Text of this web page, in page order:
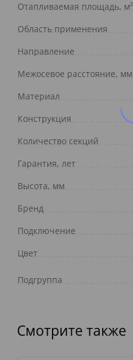
Отапливаемая площадь, м²
Область применения
Направление
Межосевое расстояние, мм
Материал
Конструкция
Количество секций
Гарантия, лет
Высота, мм
Бренд
Подключение
Цвет
Подгруппа
Смотрите также